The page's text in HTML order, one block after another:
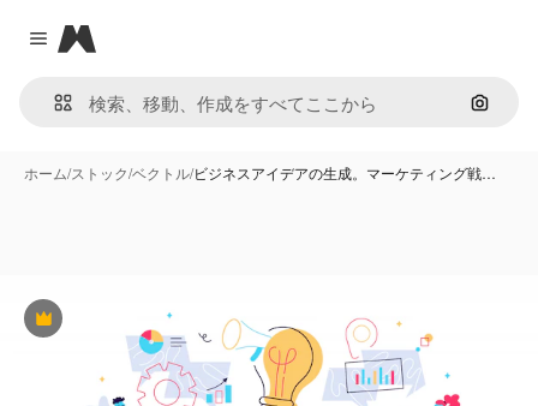
Close menu
Magnific
画像で
ホーム/ストック/ベクトル/ビジネスアイデアの生成。マーケティング戦…
Premium